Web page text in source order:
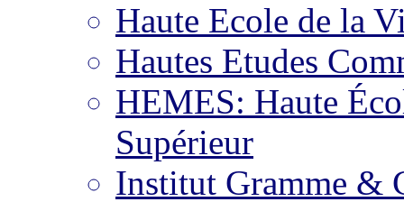
Haute Ecole de la
Hautes Etudes
HEMES: Haute
Supérieur
Institut Gramme &